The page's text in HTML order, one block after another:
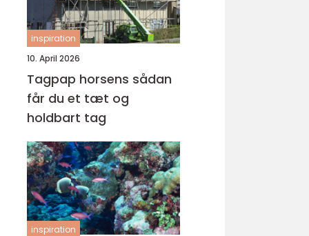
inspiration
10. April 2026
Tagpap horsens sådan
får du et tæt og
holdbart tag
inspiration